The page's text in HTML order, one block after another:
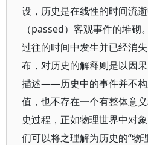
设，历史是在线性的时间流
（passed）客观事件的堆砌
过往的时间中发生并已经消
布，对历史的解释则是以因
描述——历史中的事件并不构
值，也不存在一个有整体意
史过程，正如物理世界中对
们可以将之理解为历史的“物